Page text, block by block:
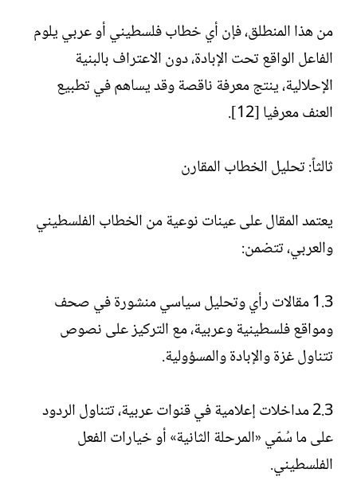
من هذا المنطلق، فإن أي خطاب فلسطيني أو عربي يلوم
الفاعل الواقع تحت الإبادة، دون الاعتراف بالبنية
الإحلالية، ينتج معرفة ناقصة وقد يساهم في تطبيع
العنف معرفيا [12].
ثالثاً: تحليل الخطاب المقارن
يعتمد المقال على عينات نوعية من الخطاب الفلسطيني
والعربي، تتضمن:
1.3 مقالات رأي وتحليل سياسي منشورة في صحف
ومواقع فلسطينية وعربية، مع التركيز على نصوص
تتناول غزة والإبادة والمسؤولية.
2.3 مداخلات إعلامية في قنوات عربية، تتناول الردود
على ما سُمّي «المرحلة الثانية» أو خيارات الفعل
الفلسطيني.